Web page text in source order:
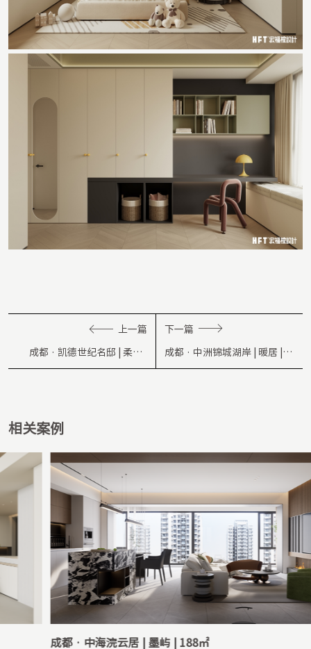
上一篇
成都 · 凯德世纪名邸 | 柔光 |
110㎡
下一篇
成都 · 中洲锦城湖岸 | 暖居 |
170㎡
相关案例
成都 · 中海浣云居 | 墨屿 | 188㎡